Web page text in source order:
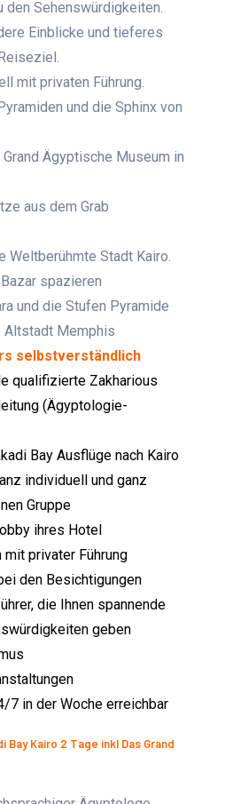
den Sehenswürdigkeiten.
Einblicke und tieferes
mit privaten Führung.
und die Sphinx von
Ägyptische Museum in
aus dem Grab
Weltberühmte Stadt Kairo.
spazieren
und die Stufen Pyramide
Altstadt Memphis
selbstverständlich
qualifizierte Zakharious
(Ägyptologie-
Bay Ausflüge nach Kairo
individuell und ganz
Gruppe
ihres Hotel
mit privater Führung
den Besichtigungen
die Ihnen spannende
geben
7 in der Woche erreichbar
Bay Kairo 2 Tage inkl Das Grand